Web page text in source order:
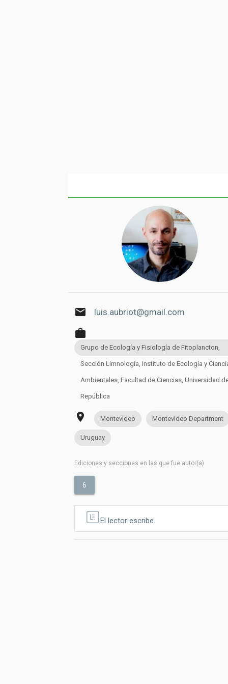
email luis.aubriot@gmail.com
work
Grupo de Ecología y Fisiología de Fitoplancton,
Sección Limnología, Instituto de Ecología y
Ambientales, Facultad de Ciencias, Universidad
República
place Montevideo Montevideo Department
Uruguay
Ediciones y secciones en las que fue autor(a)
6
El lector escribe